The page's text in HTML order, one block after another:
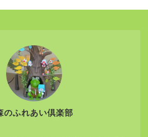
のふれあい倶楽部